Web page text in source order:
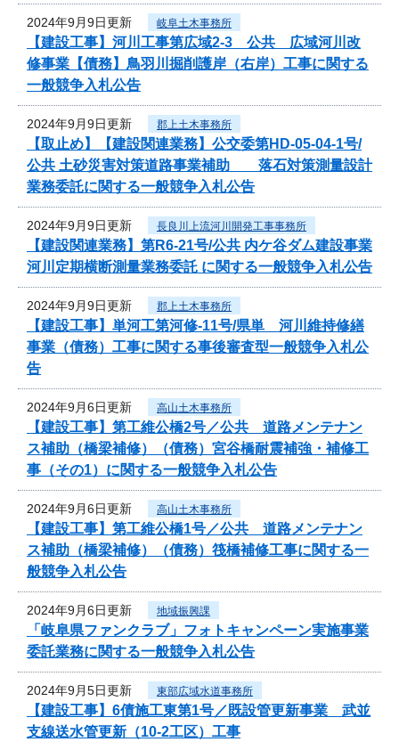
2024年9月9日更新 岐阜土木事務所
【建設工事】河川工事第広域2-3 公共 広域河川改
修事業【債務】鳥羽川掘削護岸（右岸）工事に関する
一般競争入札公告
2024年9月9日更新 郡上土木事務所
【取止め】【建設関連業務】公交委第HD-05-04-1号/
公共 土砂災害対策道路事業補助 落石対策測量設計
業務委託に関する一般競争入札公告
2024年9月9日更新 長良川上流河川開発工事事務所
【建設関連業務】第R6-21号/公共 内ケ谷ダム建設事業
河川定期横断測量業務委託 に関する一般競争入札公告
2024年9月9日更新 郡上土木事務所
【建設工事】単河工第河修-11号/県単 河川維持修繕
事業（債務）工事に関する事後審査型一般競争入札公
告
2024年9月6日更新 高山土木事務所
【建設工事】第工維公橋2号／公共 道路メンテナン
ス補助（橋梁補修）（債務）宮谷橋耐震補強・補修工
事（その1）に関する一般競争入札公告
2024年9月6日更新 高山土木事務所
【建設工事】第工維公橋1号／公共 道路メンテナン
ス補助（橋梁補修）（債務）筏橋補修工事に関する一
般競争入札公告
2024年9月6日更新 地域振興課
「岐阜県ファンクラブ」フォトキャンペーン実施事業
委託業務に関する一般競争入札公告
2024年9月5日更新 東部広域水道事務所
【建設工事】6債施工東第1号／既設管更新事業 武並
支線送水管更新（10-2工区）工事